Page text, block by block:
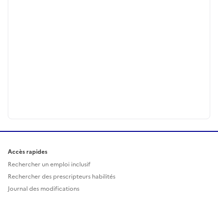
Accès rapides
Rechercher un emploi inclusif
Rechercher des prescripteurs habilités
Journal des modifications